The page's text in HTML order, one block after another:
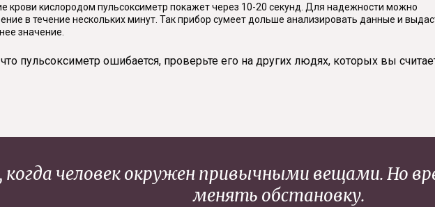
крови кислородом пульсоксиметр покажет через 10-20 секунд. Для надежности можно
в течение нескольких минут. Так прибор сумеет дольше анализировать данные и
значение.
пульсоксиметр ошибается, проверьте его на других людях, которых вы
когда человек окружен привычными вещами. Но
менять обстановку.